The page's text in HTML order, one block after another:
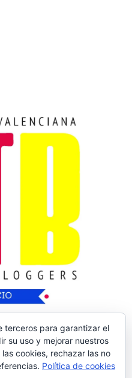
terceros para garantizar el
su uso y mejorar nuestros
cookies, rechazar las no
Política de cookies